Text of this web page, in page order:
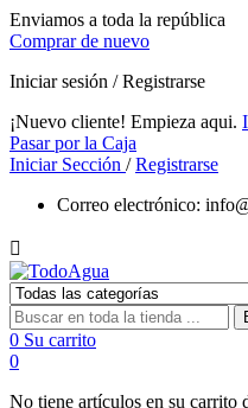
Enviamos a toda la república
Comprar de nuevo
Iniciar sesión / Registrarse
¡Nuevo cliente! Empieza aqui.
Pasar por la Caja
Iniciar Sección /Registrarse
Correo electrónico:

0 Su carrito
0
No tiene artículos en su carrito